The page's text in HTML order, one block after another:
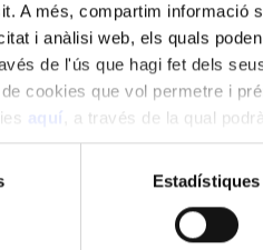
A més, compartim informació
i anàlisi web, els quals
de l'ús que hagi fet dels
cookies que vol permetre i
aquí
, a través de la qual
Estadístiques